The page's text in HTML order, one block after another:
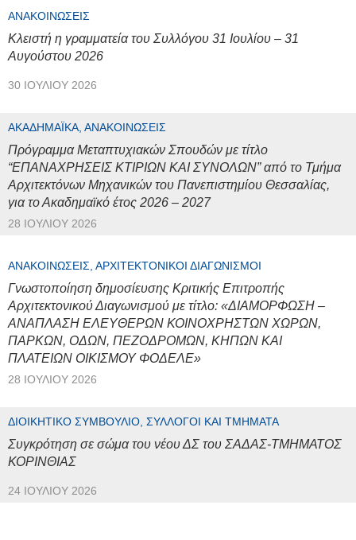
ΑΝΑΚΟΙΝΏΣΕΙΣ
Κλειστή η γραμματεία του Συλλόγου 31 Ιουλίου – 31
Αυγούστου 2026
30 ΙΟΥΛΊΟΥ 2026
ΑΚΑΔΗΜΑΪΚΆ, ΑΝΑΚΟΙΝΏΣΕΙΣ
Πρόγραμμα Μεταπτυχιακών Σπουδών με τίτλο
“ΕΠΑΝΑΧΡΗΣΕΙΣ ΚΤΙΡΙΩΝ ΚΑΙ ΣΥΝΟΛΩΝ” από το Τμήμα
Αρχιτεκτόνων Μηχανικών του Πανεπιστημίου Θεσσαλίας,
για το Ακαδημαϊκό έτος 2026 – 2027
28 ΙΟΥΛΊΟΥ 2026
ΑΝΑΚΟΙΝΏΣΕΙΣ, ΑΡΧΙΤΕΚΤΟΝΙΚΟΊ ΔΙΑΓΩΝΙΣΜΟΊ
Γνωστοποίηση δημοσίευσης Κριτικής Επιτροπής
Αρχιτεκτονικού Διαγωνισμού με τίτλο: «ΔΙΑΜΟΡΦΩΣΗ –
ΑΝΑΠΛΑΣΗ ΕΛΕΥΘΕΡΩΝ ΚΟΙΝΟΧΡΗΣΤΩΝ ΧΩΡΩΝ,
ΠΑΡΚΩΝ, ΟΔΩΝ, ΠΕΖΟΔΡΟΜΩΝ, ΚΗΠΩΝ ΚΑΙ
ΠΛΑΤΕΙΩΝ ΟΙΚΙΣΜΟΥ ΦΟΔΕΛΕ»
28 ΙΟΥΛΊΟΥ 2026
ΔΙΟΙΚΗΤΙΚΌ ΣΥΜΒΟΎΛΙΟ, ΣΎΛΛΟΓΟΙ ΚΑΙ ΤΜΉΜΑΤΑ
Συγκρότηση σε σώμα του νέου ΔΣ του ΣΑΔΑΣ-ΤΜΗΜΑΤΟΣ
ΚΟΡΙΝΘΙΑΣ
24 ΙΟΥΛΊΟΥ 2026